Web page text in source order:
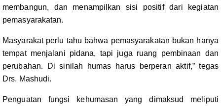
membangun, dan menampilkan sisi positif dari kegiatan
pemasyarakatan.
Masyarakat perlu tahu bahwa pemasyarakatan bukan hanya
tempat menjalani pidana, tapi juga ruang pembinaan dan
perubahan. Di sinilah humas harus berperan aktif,” tegas
Drs. Mashudi.
Penguatan fungsi kehumasan yang dimaksud meliputi